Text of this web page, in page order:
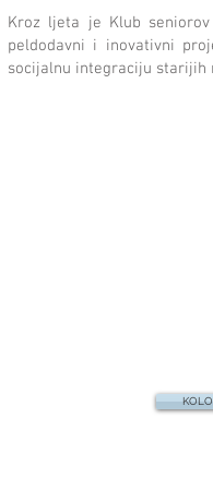
Kroz ljeta je Klub
peldodavni i inovativni
socijalnu integraciju starijih